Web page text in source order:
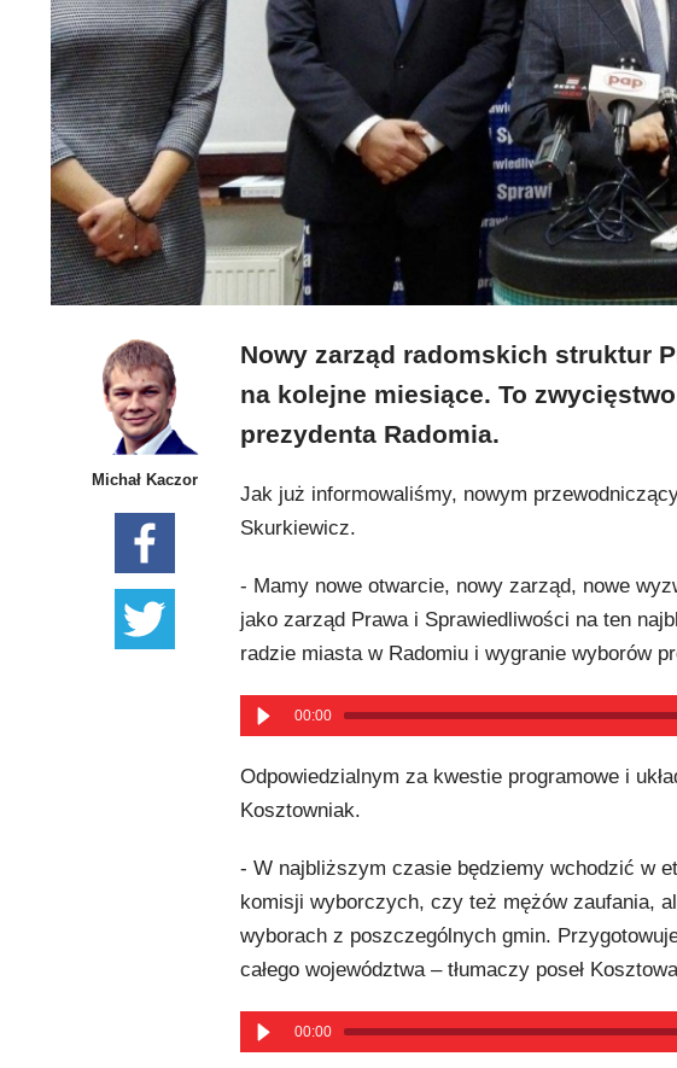
Michał Kaczor
Nowy zarząd radomskich struktur
na kolejne miesiące. To
prezydenta Radomia.
Jak już informowaliśmy, nowym
Skurkiewicz.
- Mamy nowe otwarcie, nowy zarząd, nowe
jako zarząd Prawa i Sprawiedliwości na ten
radzie miasta w Radomiu i wygranie wyborów
00:00
Odpowiedzialnym za kwestie programowe i
Kosztowniak.
- W najbliższym czasie będziemy wchodzić w
komisji wyborczych, czy też mężów zaufania,
wyborach z poszczególnych gmin.
całego województwa – tłumaczy poseł
00:00